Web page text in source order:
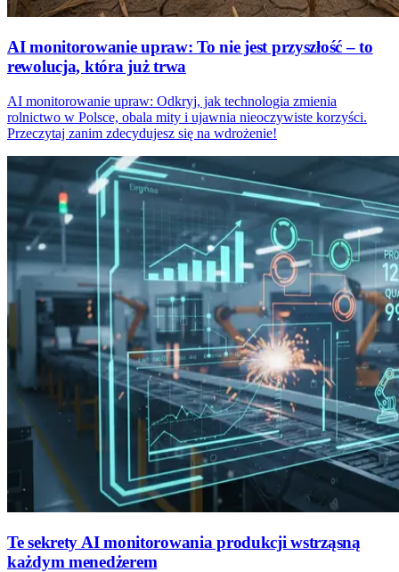
AI monitorowanie upraw: To nie jest przyszłość – to
rewolucja, która już trwa
AI monitorowanie upraw: Odkryj, jak technologia zmienia
rolnictwo w Polsce, obala mity i ujawnia nieoczywiste korzyści.
Przeczytaj zanim zdecydujesz się na wdrożenie!
Te sekrety AI monitorowania produkcji wstrząsną
każdym menedżerem